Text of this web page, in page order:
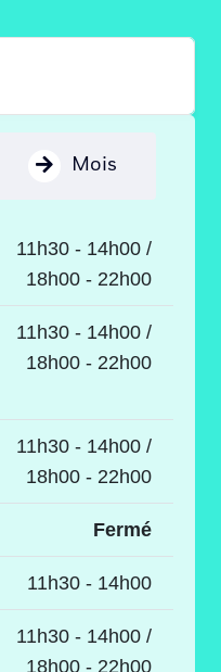
Mois
11h30 - 14h00 /
18h00 - 22h00
11h30 - 14h00 /
18h00 - 22h00
11h30 - 14h00 /
18h00 - 22h00
Fermé
11h30 - 14h00
11h30 - 14h00 /
18h00 - 22h00